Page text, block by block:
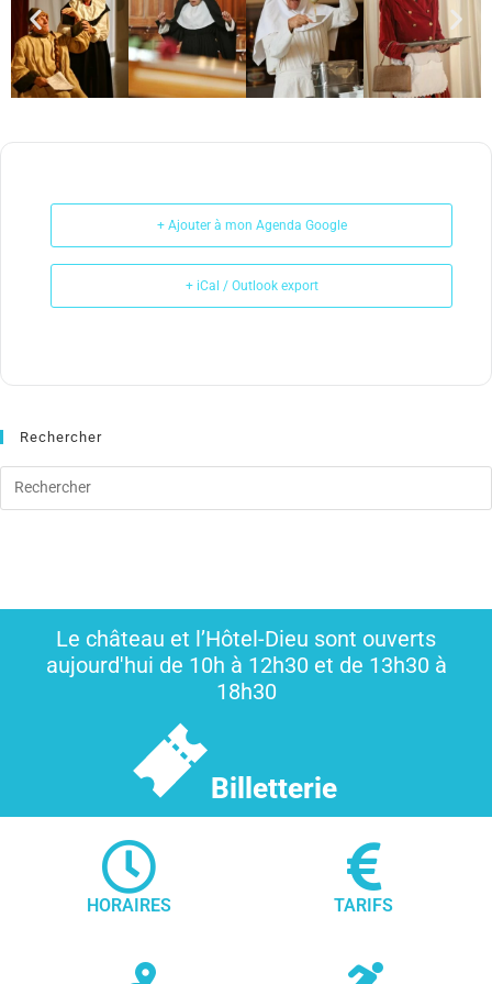
+ Ajouter à mon Agenda Google
+ iCal / Outlook export
Rechercher
Le château et l’Hôtel-Dieu sont ouverts
aujourd'hui de 10h à 12h30 et de 13h30 à
18h30
Billetterie
HORAIRES TARIFS